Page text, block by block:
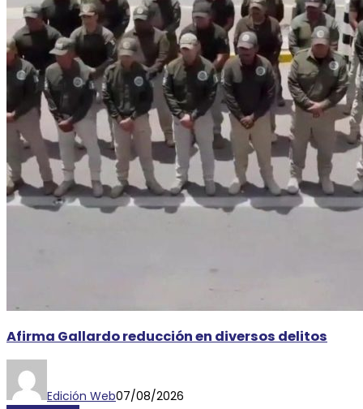
Afirma Gallardo reducción en diversos delitos
Edición Web07/08/2026